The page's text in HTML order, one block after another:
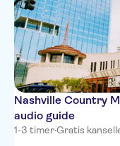
Nashville Country
audio guide
1-3 timer·Gratis